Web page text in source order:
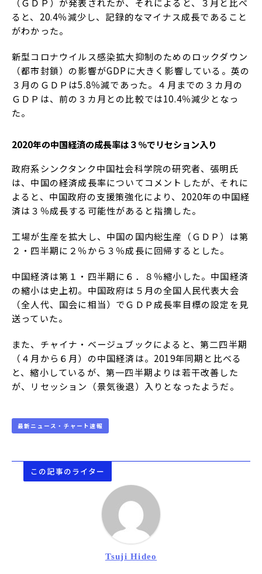
（ＧＤＰ）が発表されたが、それによると、３月と比べ
ると、20.4％減少し、記録的なマイナス成長であること
がわかった。
新型コロナウイルス感染拡大抑制のためのロックダウン
（都市封鎖）の影響がGDPに大きく影響している。英の
３月のＧＤＰは5.8％減であった。４月までの３カ月の
ＧＤＰは、前の３カ月との比較では10.4％減少となっ
た。
2020年の中国経済の成長率は３％でリセション入り
政府系シンクタンク中国社会科学院の研究者、張明氏
は、中国の経済成長率についてコメントしたが、それに
よると、中国政府の支援策強化により、2020年の中国経
済は３％成長する可能性があると指摘した。
工場が生産を拡大し、中国の国内総生産（ＧＤＰ）は第
２・四半期に２％から３％成長に回帰するとした。
中国経済は第１・四半期に６．８％縮小した。中国経済
の縮小は史上初。中国政府は５月の全国人民代表大会
（全人代、国会に相当）でＧＤＰ成長率目標の設定を見
送っていた。
また、チャイナ・ベージュブックによると、第二四半期
（４月から６月）の中国経済は。2019年同期と比べる
と、縮小しているが、第一四半期よりは若干改善した
が、リセッション（景気後退）入りとなったようだ。
最新ニュース・チャート速報
この記事のライター
Tsuji Hideo